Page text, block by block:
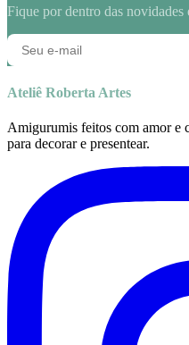
Fique por dentro das novidades
Ateliê Roberta Artes
Amigurumis feitos com amor e
para decorar e presentear.